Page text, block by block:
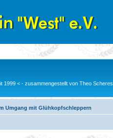
1999 < - zusammengestellt von Theo Scheres
Umgang mit Glühkopfschleppern